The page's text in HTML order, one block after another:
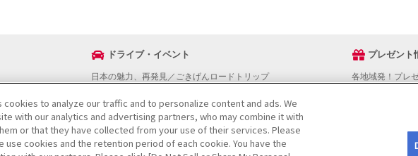
ドライブ・イベント
日本の魅力、再発見／ごきげんロードトリップ
おでかけスポットを探す
ドライブコースを探す
イベントを探す
地図から探す
プレゼント
各地域発！プレ
to analyze our traffic and to personalize content and ads. We
with our analytics and advertising partners, who may combine it with
or that they have collected from your use of their services. Please
cookies and the retention period of each cookie. You have the